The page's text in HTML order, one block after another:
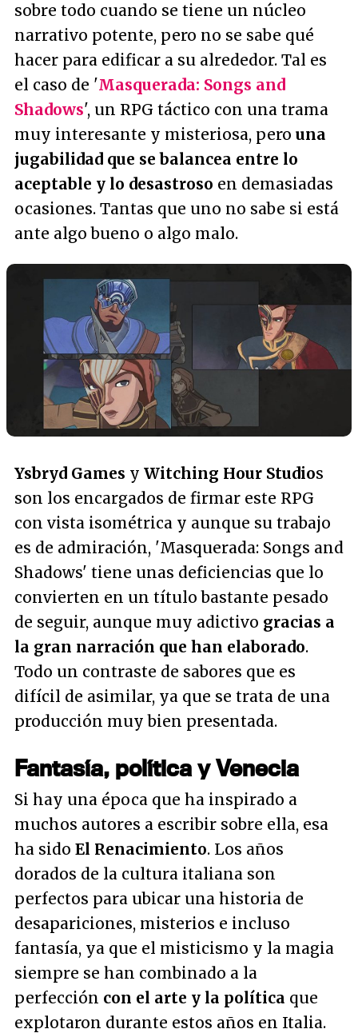
sobre todo cuando se tiene un núcleo
narrativo potente, pero no se sabe qué
hacer para edificar a su alrededor. Tal es
el caso de 'Masquerada: Songs and
Shadows', un RPG táctico con una trama
muy interesante y misteriosa, pero una
jugabilidad que se balancea entre lo
aceptable y lo desastroso en demasiadas
ocasiones. Tantas que uno no sabe si está
ante algo bueno o algo malo.
Ysbryd Games y Witching Hour Studios
son los encargados de firmar este RPG
con vista isométrica y aunque su trabajo
es de admiración, 'Masquerada: Songs and
Shadows' tiene unas deficiencias que lo
convierten en un título bastante pesado
de seguir, aunque muy adictivo gracias a
la gran narración que han elaborado.
Todo un contraste de sabores que es
difícil de asimilar, ya que se trata de una
producción muy bien presentada.
Fantasía, política y Venecia
Si hay una época que ha inspirado a
muchos autores a escribir sobre ella, esa
ha sido El Renacimiento. Los años
dorados de la cultura italiana son
perfectos para ubicar una historia de
desapariciones, misterios e incluso
fantasía, ya que el misticismo y la magia
siempre se han combinado a la
perfección con el arte y la política que
explotaron durante estos años en Italia.